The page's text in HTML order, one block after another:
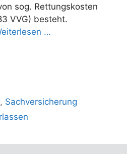
sog. Rettungskosten
VVG) besteht.
…
, Sachversicherung